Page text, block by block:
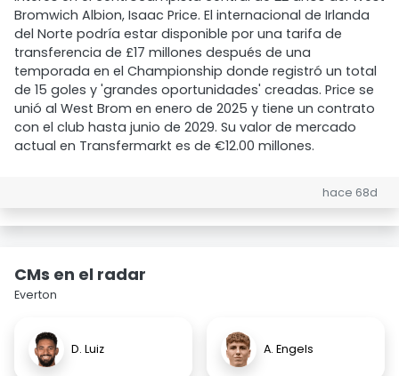
Bromwich Albion, Isaac Price. El internacional de Irlanda
del Norte podría estar disponible por una tarifa de
transferencia de £17 millones después de una
temporada en el Championship donde registró un total
de 15 goles y 'grandes oportunidades' creadas. Price se
unió al West Brom en enero de 2025 y tiene un contrato
con el club hasta junio de 2029. Su valor de mercado
actual en Transfermarkt es de €12.00 millones.
hace 68d
CMs en el radar
Everton
D. Luiz A. Engels